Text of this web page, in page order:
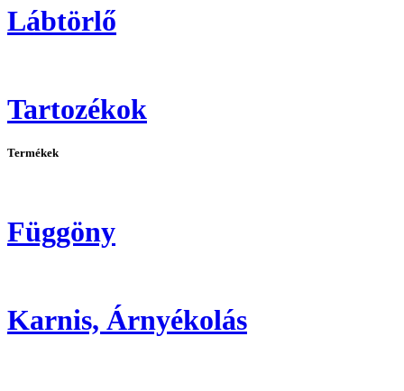
Lábtörlő
Tartozékok
Termékek
Függöny
Karnis, Árnyékolás